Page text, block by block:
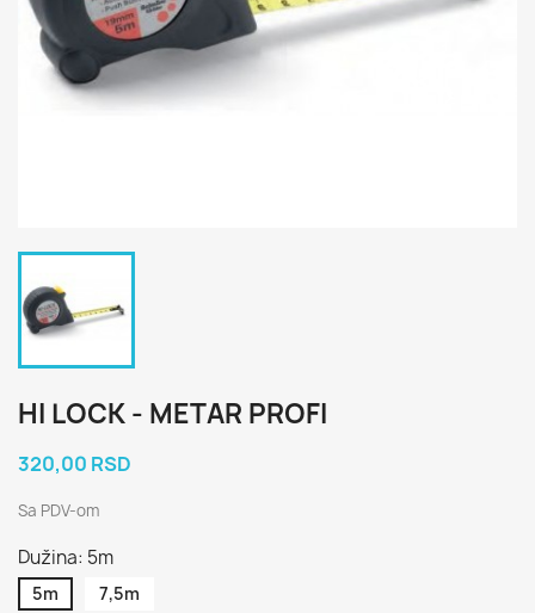
HI LOCK - METAR PROFI
320,00 RSD
Sa PDV-om
Dužina: 5m
5m 7,5m